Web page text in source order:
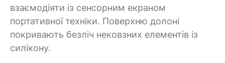
взаємодіяти із сенсорним екраном
портативної техніки. Поверхню долоні
покривають безліч нековзних елементів із
силікону.